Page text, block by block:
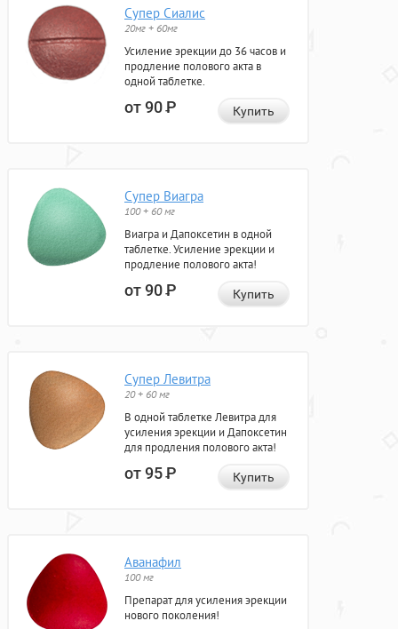
Супер Сиалис
20мг + 60мг
Усиление эрекции до 36 часов и
продление полового акта в
одной таблетке.
от 90Р Купить
Супер Виагра
100 + 60 мг
Виагра и Дапоксетин в одной
таблетке. Усиление эрекции и
продление полового акта!
от 90Р Купить
Супер Левитра
20 + 60 мг
В одной таблетке Левитра для
усиления эрекции и Дапоксетин
для продления полового акта!
от 95Р Купить
Аванафил
100 мг
Препарат для усиления эрекции
нового поколения!